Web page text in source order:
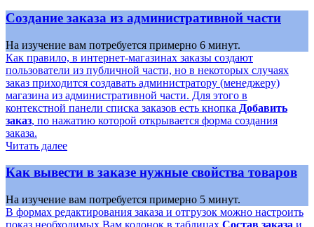
Создание заказа из административной части
На изучение вам потребуется примерно 6 минут.
Как правило, в интернет-магазинах заказы создают
пользователи из публичной части, но в некоторых случаях
заказ приходится создавать администратору (менеджеру)
магазина из административной части. Для этого в
контекстной панели списка заказов есть кнопка Добавить
заказ, по нажатию которой открывается форма создания
заказа.
Читать далее
Как вывести в заказе нужные свойства товаров
На изучение вам потребуется примерно 5 минут.
В формах редактирования заказа и отгрузок можно настроить